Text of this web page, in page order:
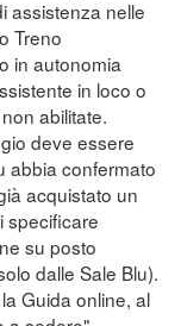
assistenza nelle
Treno
in autonomia
in loco o
abilitate.
deve essere
abbia confermato
acquistato un
specificare
su posto
dalle Sale Blu).
Guida online, al